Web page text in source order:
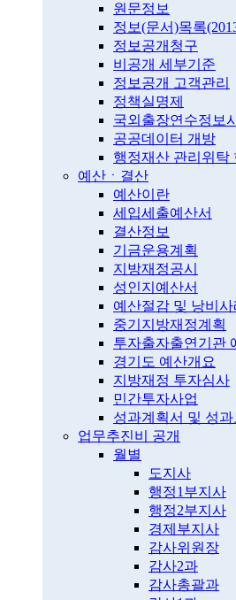
원문정보
정보(문서)목록
정보공개청구
비공개 세부기준
정보공개 고객관리
정책실명제
국외출장연수정보
공공데이터 개방
행정재산 관리위탁
예산ㆍ결산
예산이란
세입세출예산서
결산정보
기금운용계획
지방재정공시
성인지예산서
예산절감 및 낭비사
중기지방재정계획
투자출자출연기관
경기도 예산개요
지방재정 투자심사
민간투자사업
성과계획서 및 성과
업무추진비 공개
월별
도지사
행정1부지사
행정2부지사
경제부지사
감사위원장
감사2과
감사총괄과